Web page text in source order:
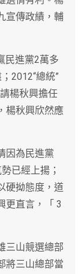
宣傳政績，輔
民進黨2萬多
2012“總統”
楊秋興擔任
楊秋興欣然應
因為民進黨
已經上揚；
硬拗態度，道
更直言，「 3
三山競選總部
將三山總部當